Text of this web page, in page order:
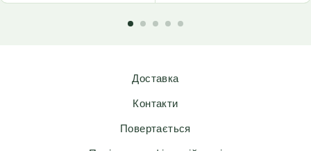
Доставка
Контакти
Повертається